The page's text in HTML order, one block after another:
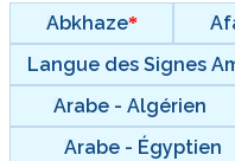
Abkhaze
Langue des Signes
Arabe - Algérien
Arabe - Égyptien